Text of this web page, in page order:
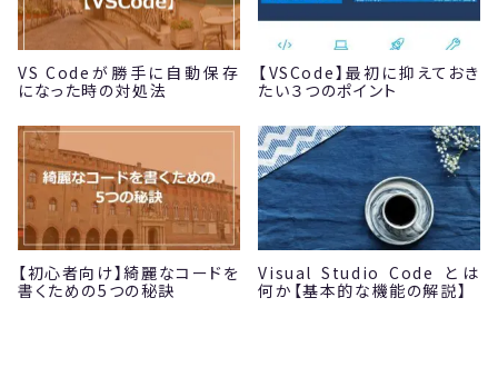
VS Codeが勝手に自動保存
になった時の対処法
【VSCode】最初に抑えておき
たい３つのポイント
【初心者向け】綺麗なコードを
書くための5つの秘訣
Visual Studio Code とは
何か【基本的な機能の解説】